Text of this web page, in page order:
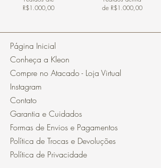
R$1.000,00
de R$1.000,00
Página Inicial
Conheça a Kleon
Compre no Atacado - Loja Virtual
Instagram
Contato
Garantia e Cuidados
Formas de Envios e Pagamentos
Política de Trocas e Devoluções
Política de Privacidade